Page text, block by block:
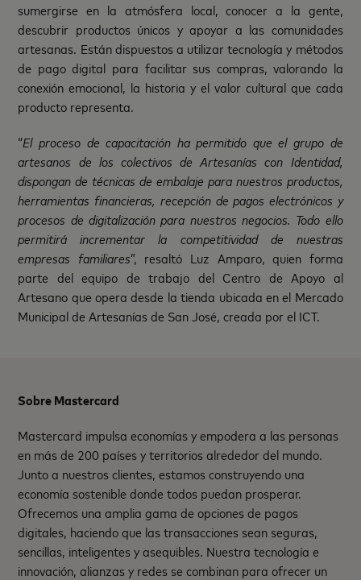
sumergirse en la atmósfera local, conocer a la gente,
descubrir productos únicos y apoyar a las comunidades
artesanas. Están dispuestos a utilizar tecnología y métodos
de pago digital para facilitar sus compras, valorando la
conexión emocional, la historia y el valor cultural que cada
producto representa.
“El proceso de capacitación ha permitido que el grupo de
artesanos de los colectivos de Artesanías con Identidad,
dispongan de técnicas de embalaje para nuestros productos,
herramientas financieras, recepción de pagos electrónicos y
procesos de digitalización para nuestros negocios. Todo ello
permitirá incrementar la competitividad de nuestras
empresas familiares”, resaltó Luz Amparo, quien forma
parte del equipo de trabajo del Centro de Apoyo al
Artesano que opera desde la tienda ubicada en el Mercado
Municipal de Artesanías de San José, creada por el ICT.
Sobre Mastercard
Mastercard impulsa economías y empodera a las personas
en más de 200 países y territorios alrededor del mundo.
Junto a nuestros clientes, estamos construyendo una
economía sostenible donde todos puedan prosperar.
Ofrecemos una amplia gama de opciones de pagos
digitales, haciendo que las transacciones sean seguras,
sencillas, inteligentes y asequibles. Nuestra tecnología e
innovación, alianzas y redes se combinan para ofrecer un